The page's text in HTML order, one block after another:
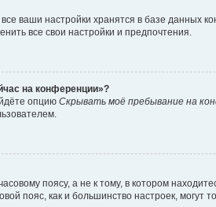
ваши настройки хранятся в базе
все свои настройки и предпочтения.
на конференции»?
опцию Скрывать моё пребывание на
поясу, а не к тому, в котором
пояс, как и большинство настроек,